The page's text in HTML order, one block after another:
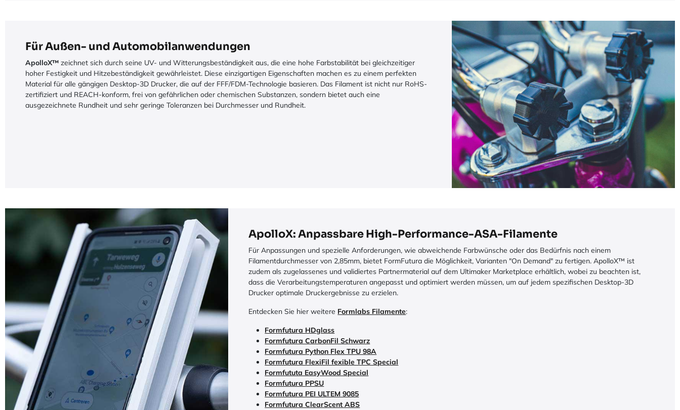
Für Außen- und Automobilanwendungen
ApolloX™ zeichnet sich durch seine UV- und Witterungsbeständigkeit aus, die eine hohe Farbstabilität bei gleichzeitiger
hoher Festigkeit und Hitzebeständigkeit gewährleistet. Diese einzigartigen Eigenschaften machen es zu einem perfekten
Material für alle gängigen Desktop-3D Drucker, die auf der FFF/FDM-Technologie basieren. Das Filament ist nicht nur RoHS-
zertifiziert und REACH-konform, frei von gefährlichen oder chemischen Substanzen, sondern bietet auch eine
ausgezeichnete Rundheit und sehr geringe Toleranzen bei Durchmesser und Rundheit.
ApolloX: Anpassbare High-Performance-ASA-Filamente
Für Anpassungen und spezielle Anforderungen, wie abweichende Farbwünsche oder das Bedürfnis nach einem
Filamentdurchmesser von 2,85mm, bietet FormFutura die Möglichkeit, Varianten "On Demand" zu fertigen. ApolloX™ ist
zudem als zugelassenes und validiertes Partnermaterial auf dem Ultimaker Marketplace erhältlich, wobei zu beachten ist,
dass die Verarbeitungstemperaturen angepasst und optimiert werden müssen, um auf jedem spezifischen Desktop-3D
Drucker optimale Druckergebnisse zu erzielen.
Entdecken Sie hier weitere Formlabs Filamente:
Formfutura HDglass
Formfutura CarbonFil Schwarz
Formfutura Python Flex TPU 98A
Formfutura FlexiFil fexible TPC Special
Formfututa EasyWood Special
Formfutura PPSU
Formfutura PEI ULTEM 9085
Formfutura ClearScent ABS